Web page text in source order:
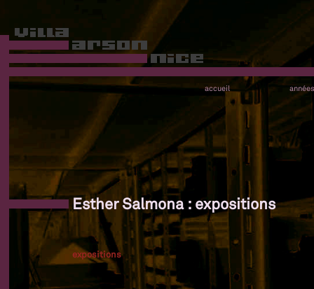
accueil années
Esther Salmona : expositions
expositions